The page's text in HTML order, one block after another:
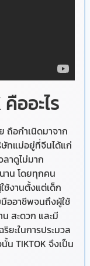
ออะไร
ถือกำเนิดมาจาก
ษัทแม่อยู่ที่จีนได้แก่
าดูไม่มาก
าน โดยทุกคน
ช้งานตั้งแต่เด็ก
ออาชีพจนถึงผู้ใช้
น สะดวก และมี
ยะในการประมวล
น TIKTOK จึงเป็น